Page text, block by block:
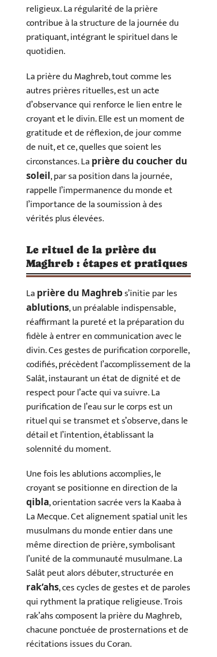
religieux. La régularité de la prière
contribue à la structure de la journée du
pratiquant, intégrant le spirituel dans le
quotidien.
La prière du Maghreb, tout comme les
autres prières rituelles, est un acte
d’observance qui renforce le lien entre le
croyant et le divin. Elle est un moment de
gratitude et de réflexion, de jour comme
de nuit, et ce, quelles que soient les
circonstances. Laprière du coucher du
soleil, par sa position dans la journée,
rappelle l’impermanence du monde et
l’importance de la soumission à des
vérités plus élevées.
Le rituel de la prière du
Maghreb : étapes et pratiques
Laprière du Maghrebs’initie par les
ablutions, un préalable indispensable,
réaffirmant la pureté et la préparation du
fidèle à entrer en communication avec le
divin. Ces gestes de purification corporelle,
codifiés, précèdent l’accomplissement de la
Salât, instaurant un état de dignité et de
respect pour l’acte qui va suivre. La
purification de l’eau sur le corps est un
rituel qui se transmet et s’observe, dans le
détail et l’intention, établissant la
solennité du moment.
Une fois les ablutions accomplies, le
croyant se positionne en direction de la
qibla, orientation sacrée vers la Kaaba à
La Mecque. Cet alignement spatial unit les
musulmans du monde entier dans une
même direction de prière, symbolisant
l’unité de la communauté musulmane. La
Salât peut alors débuter, structurée en
rak’ahs, ces cycles de gestes et de paroles
qui rythment la pratique religieuse. Trois
rak’ahs composent la prière du Maghreb,
chacune ponctuée de prosternations et de
récitations issues du Coran.